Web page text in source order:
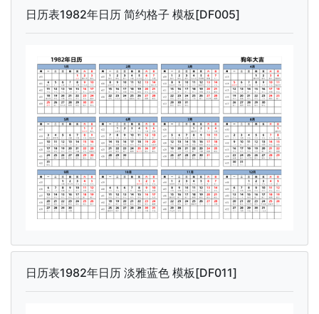
日历表1982年日历 简约格子 模板[DF005]
日历表1982年日历 淡雅蓝色 模板[DF011]